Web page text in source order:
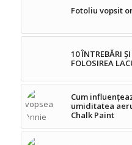
Fotoliu vopsit
10 ÎNTREBĂRI
FOLOSIREA
Cum
umiditatea
Chalk Paint